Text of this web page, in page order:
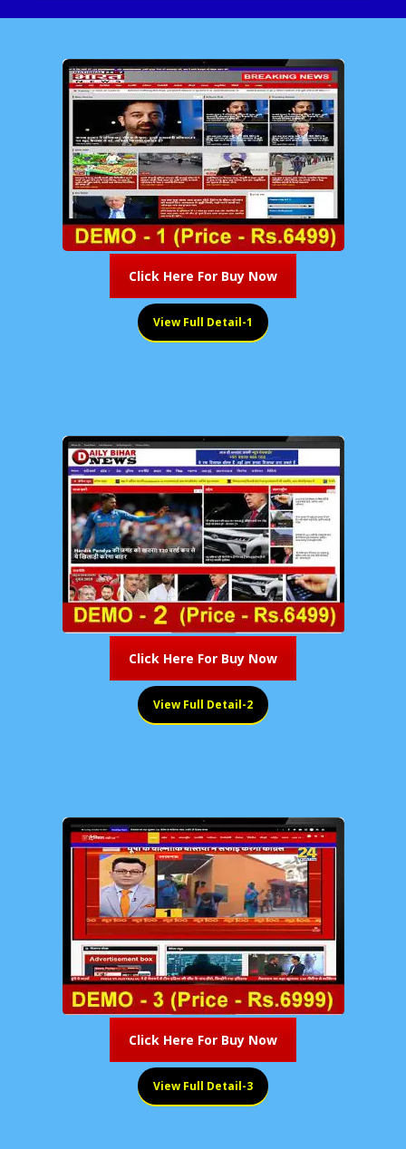
Click Here For Buy Now
View Full Detail-1
Click Here For Buy Now
View Full Detail-2
Click Here For Buy Now
View Full Detail-3